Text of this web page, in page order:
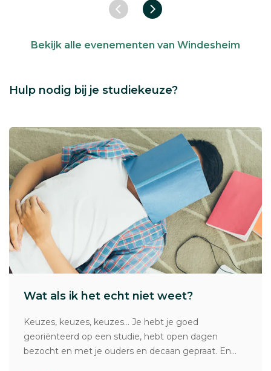
Bekijk alle evenementen van Windesheim
Vorige slideVolgende slide
Hulp nodig bij je studiekeuze?
Wat als ik het echt niet weet?
Keuzes, keuzes, keuzes… Je hebt je goed
georiënteerd op een studie, hebt open dagen
bezocht en met je ouders en decaan gepraat. En...